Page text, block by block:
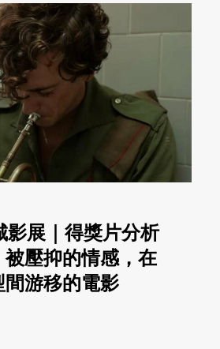
影展｜得獎片分析
被壓抑的情感，在
間游移的電影